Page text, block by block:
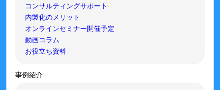
コンサルティングサポート
内製化のメリット
オンラインセミナー開催予定
動画コラム
お役立ち資料
事例紹介